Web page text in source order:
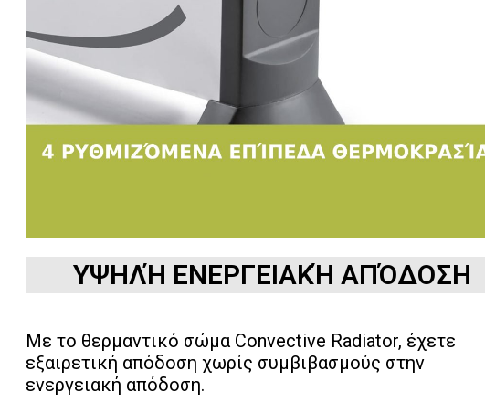
ΥΨΗΛΉ ΕΝΕΡΓΕΙΑΚΉ ΑΠΌΔΟΣΗ
Με το θερμαντικό σώμα Convective Radiator, έχετε
εξαιρετική απόδοση χωρίς συμβιβασμούς στην
ενεργειακή απόδοση.